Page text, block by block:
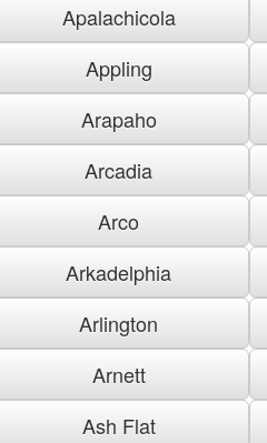
Apalachicola
Appling
Arapaho
Arcadia
Arco
Arkadelphia
Arlington
Arnett
Ash Flat